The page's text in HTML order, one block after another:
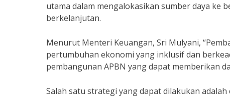
utama dalam mengalokasikan sumber daya
berkelanjutan.
Menurut Menteri Keuangan, Sri Mulyani,
pertumbuhan ekonomi yang inklusif dan
pembangunan APBN yang dapat memberikan
Salah satu strategi yang dapat dilakukan